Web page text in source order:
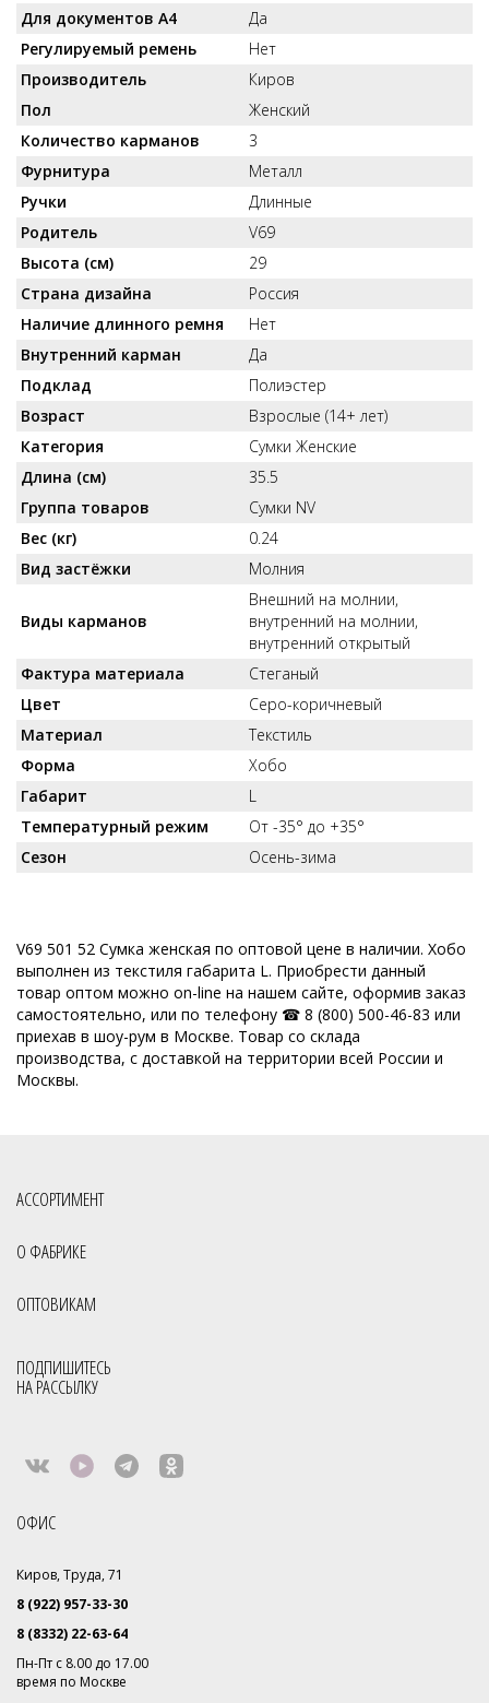
Для документов А4
Да
Регулируемый ремень
Нет
Производитель
Киров
Пол
Женский
Количество карманов
3
Фурнитура
Металл
Ручки
Длинные
Родитель
V69
Высота (см)
29
Страна дизайна
Россия
Наличие длинного ремня
Нет
Внутренний карман
Да
Подклад
Полиэстер
Возраст
Взрослые (14+ лет)
Категория
Сумки Женские
Длина (см)
35.5
Группа товаров
Сумки NV
Вес (кг)
0.24
Вид застёжки
Молния
Виды карманов
Внешний на молнии,
внутренний на молнии,
внутренний открытый
Фактура материала
Стеганый
Цвет
Серо-коричневый
Материал
Текстиль
Форма
Хобо
Габарит
L
Температурный режим
От -35° до +35°
Сезон
Осень-зима
V69 501 52 Сумка женская по оптовой цене в наличии. Хобо
выполнен из текстиля габарита L. Приобрести данный
товар оптом можно on-line на нашем сайте, оформив заказ
самостоятельно, или по телефону ☎ 8 (800) 500-46-83 или
приехав в шоу-рум в Москве. Товар со склада
производства, с доставкой на территории всей России и
Москвы.
АССОРТИМЕНТ
О ФАБРИКЕ
ОПТОВИКАМ
ПОДПИШИТЕСЬ
НА РАССЫЛКУ
ОФИС
Киров, Труда, 71
8 (922) 957-33-30
8 (8332) 22-63-64
Пн-Пт с 8.00 до 17.00
время по Москве